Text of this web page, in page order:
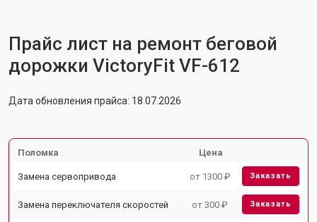
Прайс лист на ремонт беговой
дорожки VictoryFit VF-612
Дата обновления прайса: 18.07.2026
Поломка Цена
Замена сервопривода от 1300 ₽ Заказать
Замена переключателя скоростей от 300 ₽ Заказать